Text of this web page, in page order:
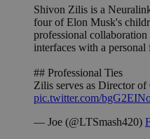
Shivon Zilis is a
four of Elon Musk's
professional
interfaces with a
## Professional Ties
Zilis serves as Director
pic.twitter.com/
— Joe (@LTSmash420)